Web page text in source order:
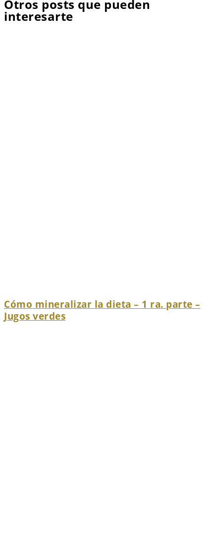
Otros posts que pueden
interesarte
Cómo mineralizar la dieta – 1 ra. parte –
Jugos verdes